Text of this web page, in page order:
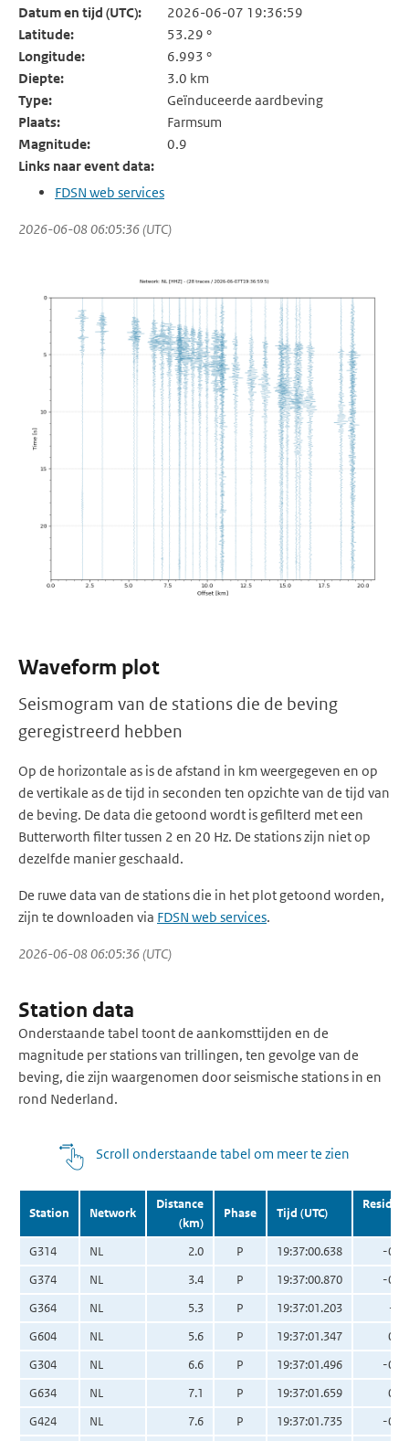
Datum en tijd (UTC):
2026-06-07 19:36:59
Latitude:
53.29 °
Longitude:
6.993 °
Diepte:
3.0 km
Type:
Geïnduceerde aardbeving
Plaats:
Farmsum
Magnitude:
0.9
Links naar event data:
FDSN web services
2026-06-08 06:05:36 (UTC)
Waveform plot
Seismogram van de stations die de beving
geregistreerd hebben
Op de horizontale as is de afstand in km weergegeven en op
de vertikale as de tijd in seconden ten opzichte van de tijd van
de beving. De data die getoond wordt is gefilterd met een
Butterworth filter tussen 2 en 20 Hz. De stations zijn niet op
dezelfde manier geschaald.
De ruwe data van de stations die in het plot getoond worden,
zijn te downloaden via FDSN web services.
2026-06-08 06:05:36 (UTC)
Station data
Onderstaande tabel toont de aankomsttijden en de
magnitude per stations van trillingen, ten gevolge van de
beving, die zijn waargenomen door seismische stations in en
rond Nederland.
Scroll onderstaande tabel om meer te zien
Station Network
Distance
(km)
Phase Tijd (UTC)
Residual
G314
NL 2.0 P 19:37:00.638
-0.02
G374
NL 3.4 P 19:37:00.870
-0.03
G364
NL 5.3 P 19:37:01.203
-0.1
G604
NL 5.6 P 19:37:01.347
0.01
G304
NL 6.6 P 19:37:01.496
-0.05
G634
NL 7.1 P 19:37:01.659
0.01
G424
NL 7.6 P 19:37:01.735
-0.02